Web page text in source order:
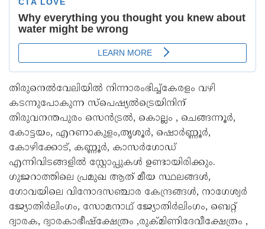
തിരുനെൽവേലിയിൽ നിന്നാരംഭിച്ച്കേരളം വഴി
കടന്നുപോകുന്ന സ്പെഷ്യൽട്രെയിനിന്
തിരുവനന്തപുരം സെൻട്രൽ, കൊല്ലം , ചെങ്ങന്നൂർ,
കോട്ടയം, എറണാകുളം,തൃശൂർ, ഷൊർണ്ണൂർ,
കോഴിക്കോട്, കണ്ണൂർ, കാസർഗോഡ്
എന്നിവിടങ്ങളിൽ സ്റ്റോപ്പുകൾ ഉണ്ടായിരിക്കും.
ഗുജറാത്തിലെ പ്രമുഖ ആത് മീയ സ്ഥലങ്ങൾ,
ഗോവയിലെ വിനോദസഞ്ചാര കേന്ദ്രങ്ങൾ, നാഗേശ്വർ
ജ്യോതിർലിംഗം, സോമനാഥ് ജ്യോതിർലിംഗം, ബെറ്റ്
ദ്വാരക, ദ്വാരകാഭീഷ്ക്ഷേത്രം ,രുക്മിണിദേവീക്ഷേത്രം ,